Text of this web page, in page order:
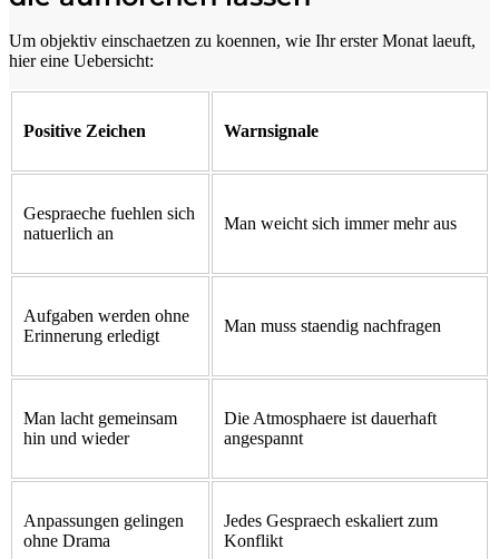
Um objektiv einschaetzen zu koennen, wie Ihr erster Monat laeuft,
hier eine Uebersicht:
Positive Zeichen Warnsignale
Gespraeche fuehlen sich
natuerlich an
Man weicht sich immer mehr aus
Aufgaben werden ohne
Erinnerung erledigt
Man muss staendig nachfragen
Man lacht gemeinsam
hin und wieder
Die Atmosphaere ist dauerhaft
angespannt
Anpassungen gelingen
ohne Drama
Jedes Gespraech eskaliert zum
Konflikt